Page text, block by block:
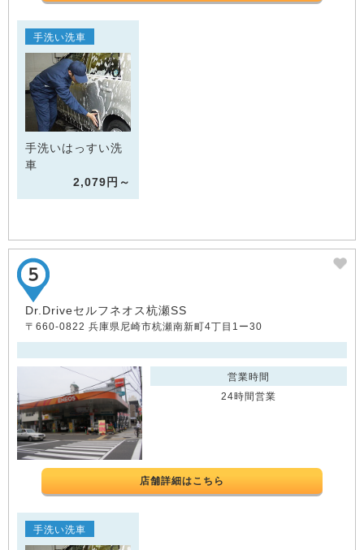
手洗い洗車
手洗いはっすい洗
車
2,079円～
Dr.Driveセルフネオス杭瀬SS
〒660-0822 兵庫県尼崎市杭瀬南新町4丁目1ー30
営業時間
24時間営業
店舗詳細はこちら
手洗い洗車